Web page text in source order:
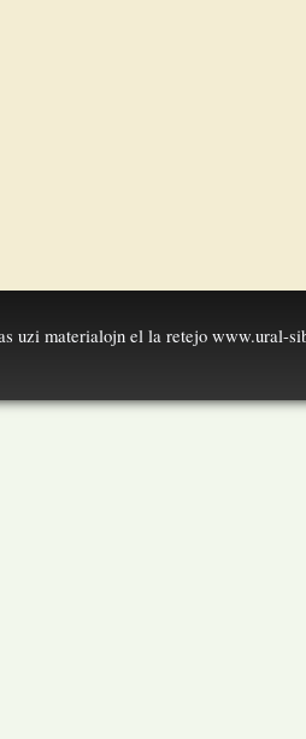
uzi materialojn el la retejo www.ural-